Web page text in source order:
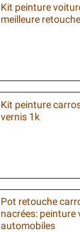
Kit peinture
meilleure
Kit peinture
vernis 1k
Pot retouche
nacrées:
automobiles